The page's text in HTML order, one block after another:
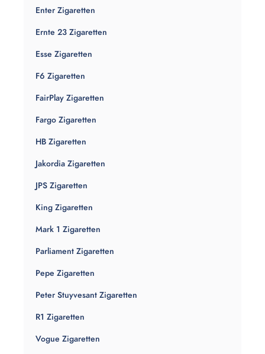
Enter Zigaretten
Ernte 23 Zigaretten
Esse Zigaretten
F6 Zigaretten
FairPlay Zigaretten
Fargo Zigaretten
HB Zigaretten
Jakordia Zigaretten
JPS Zigaretten
King Zigaretten
Mark 1 Zigaretten
Parliament Zigaretten
Pepe Zigaretten
Peter Stuyvesant Zigaretten
R1 Zigaretten
Vogue Zigaretten